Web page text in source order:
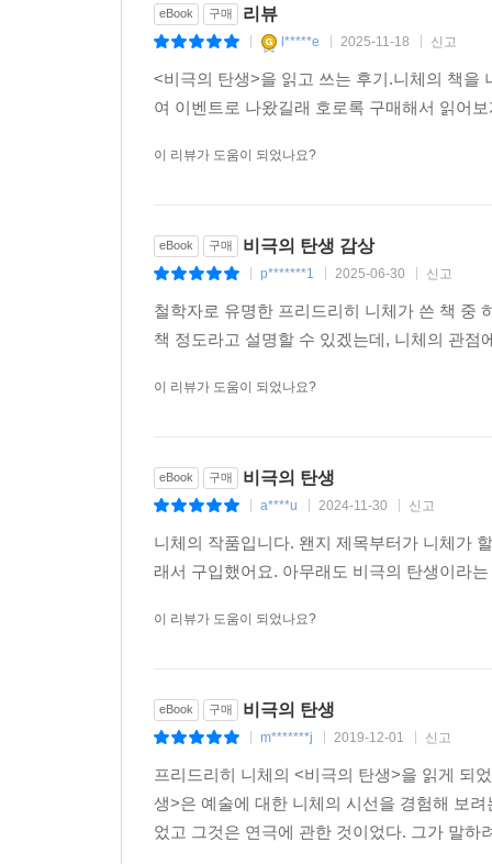
eBook 구매 리뷰
l*****e 2025-11-18 신고
<비극의 탄생>을 읽고 쓰는 후기.니체의 책을
여 이벤트로 나왔길래 호로록 구매해서 읽어
이 리뷰가 도움이 되었나요?
eBook 구매 비극의 탄생 감상
p*******1 2025-06-30 신고
철학자로 유명한 프리드리히 니체가 쓴 책 중
책 정도라고 설명할 수 있겠는데, 니체의 관
이 리뷰가 도움이 되었나요?
eBook 구매 비극의 탄생
a****u 2024-11-30 신고
니체의 작품입니다. 왠지 제목부터가 니체가
래서 구입했어요. 아무래도 비극의 탄생이라
이 리뷰가 도움이 되었나요?
eBook 구매 비극의 탄생
m*******j 2019-12-01 신고
프리드리히 니체의 <비극의 탄생>을 읽게 되
생>은 예술에 대한 니체의 시선을 경험해 보
었고 그것은 연극에 관한 것이었다. 그가 말